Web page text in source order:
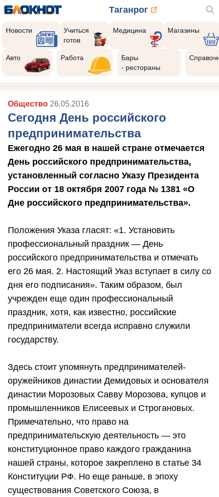
Таганрог
Новости
Учиться
готов
Медицина Магазины
Авто Работа
Бары
- рестораны
Общество 26.05.2016
Сегодня День российского
предпринимательства
Ежегодно 26 мая в нашей стране отмечается
День российского предпринимательства,
установленный согласно Указу Президента
России от 18 октября 2007 года № 1381 «О
Дне российского предпринимательства».
Положения Указа гласят: «1. Установить
профессиональный праздник — День
российского предпринимательства и отмечать
его 26 мая. 2. Настоящий Указ вступает в силу со
дня его подписания». Таким образом, был
учрежден еще один профессиональный
праздник, хотя, как известно, российские
предприниматели всегда исправно служили
государству.
Здесь стоит упомянуть предпринимателей-
оружейников династии Демидовых и основателя
династии Морозовых Савву Морозова, купцов и
промышленников Елисеевых и Строгановых.
Примечательно, что право на
предпринимательскую деятельность — это
конституционное право каждого гражданина
нашей страны, которое закреплено в статье 34
Конституции РФ. Но еще раньше, в эпоху
существования Советского Союза, в